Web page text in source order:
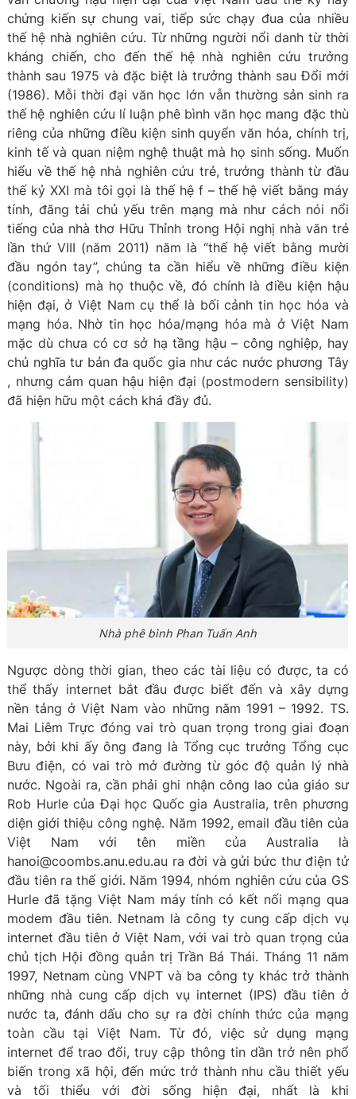
chứng kiến sự chung vai, tiếp sức chạy đua của nhiều
thế hệ nhà nghiên cứu. Từ những người nổi danh từ thời
kháng chiến, cho đến thế hệ nhà nghiên cứu trưởng
thành sau 1975 và đặc biệt là trưởng thành sau Đổi mới
(1986). Mỗi thời đại văn học lớn vẫn thường sản sinh ra
thế hệ nghiên cứu lí luận phê bình văn học mang đặc thù
riêng của những điều kiện sinh quyển văn hóa, chính trị,
kinh tế và quan niệm nghệ thuật mà họ sinh sống. Muốn
hiểu về thế hệ nhà nghiên cứu trẻ, trưởng thành từ đầu
thế kỷ XXI mà tôi gọi là thế hệ f – thế hệ viết bằng máy
tính, đăng tải chủ yếu trên mạng mà như cách nói nổi
tiếng của nhà thơ Hữu Thỉnh trong Hội nghị nhà văn trẻ
lần thứ VIII (năm 2011) năm là “thế hệ viết bằng mười
đầu ngón tay”, chúng ta cần hiểu về những điều kiện
(conditions) mà họ thuộc về, đó chính là điều kiện hậu
hiện đại, ở Việt Nam cụ thể là bối cảnh tin học hóa và
mạng hóa. Nhờ tin học hóa/mạng hóa mà ở Việt Nam
mặc dù chưa có cơ sở hạ tầng hậu – công nghiệp, hay
chủ nghĩa tư bản đa quốc gia như các nước phương Tây
, nhưng cảm quan hậu hiện đại (postmodern sensibility)
đã hiện hữu một cách khá đầy đủ.
Nhà phê bình Phan Tuấn Anh
Ngược dòng thời gian, theo các tài liệu có được, ta có
thể thấy internet bắt đầu được biết đến và xây dựng
nền tảng ở Việt Nam vào những năm 1991 – 1992. TS.
Mai Liêm Trực đóng vai trò quan trọng trong giai đoạn
này, bởi khi ấy ông đang là Tổng cục trưởng Tổng cục
Bưu điện, có vai trò mở đường từ góc độ quản lý nhà
nước. Ngoài ra, cần phải ghi nhận công lao của giáo sư
Rob Hurle của Đại học Quốc gia Australia, trên phương
diện giới thiệu công nghệ. Năm 1992, email đầu tiên của
Việt Nam với tên miền của Australia là
hanoi@coombs.anu.edu.au ra đời và gửi bức thư điện tử
đầu tiên ra thế giới. Năm 1994, nhóm nghiên cứu của GS
Hurle đã tặng Việt Nam máy tính có kết nối mạng qua
modem đầu tiên. Netnam là công ty cung cấp dịch vụ
internet đầu tiên ở Việt Nam, với vai trò quan trọng của
chủ tịch Hội đồng quản trị Trần Bá Thái. Tháng 11 năm
1997, Netnam cùng VNPT và ba công ty khác trở thành
những nhà cung cấp dịch vụ internet (IPS) đầu tiên ở
nước ta, đánh dấu cho sự ra đời chính thức của mạng
toàn cầu tại Việt Nam. Từ đó, việc sử dụng mạng
internet để trao đổi, truy cập thông tin dần trở nên phổ
biến trong xã hội, đến mức trở thành nhu cầu thiết yếu
và tối thiểu với đời sống hiện đại, nhất là khi